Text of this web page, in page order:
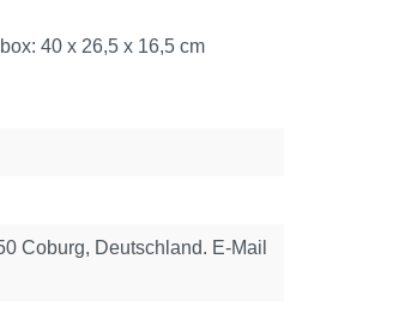
40 x 26,5 x 16,5 cm
Coburg, Deutschland. E-Mail